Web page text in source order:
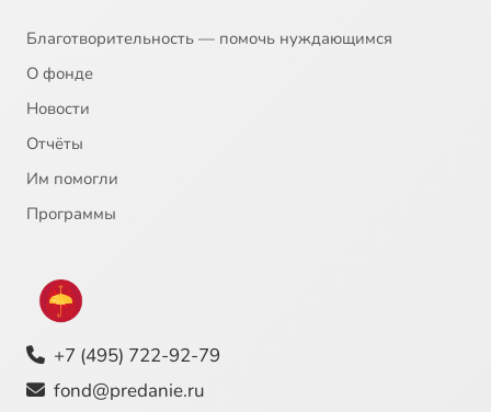
Благотворительность — помочь нуждающимся
О фонде
Новости
Отчёты
Им помогли
Программы
+7 (495) 722-92-79
fond@predanie.ru